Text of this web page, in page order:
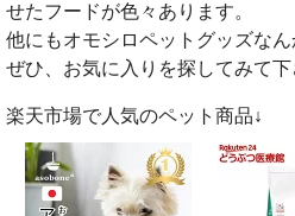
せたフードが色々あります。
他にもオモシロペットグッズなん
ぜひ、お気に入りを探してみて下
楽天市場で人気のペット商品↓